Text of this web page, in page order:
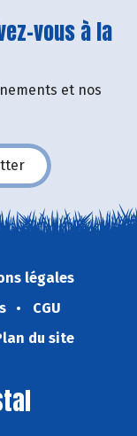
vous à la
et nos
légales
CGU
du site